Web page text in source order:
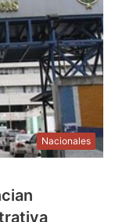
Nacionales